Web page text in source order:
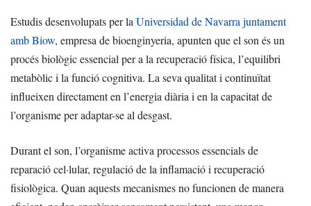
Estudis desenvolupats per laUniversidad de Navarra juntament
amb Biow, empresa de bioenginyeria, apunten que el son és un
procés biològic essencial per a la recuperació física, l’equilibri
metabòlic i la funció cognitiva. La seva qualitat i continuïtat
influeixen directament en l’energia diària i en la capacitat de
l’organisme per adaptar-se al desgast.
Durant el son, l’organisme activa processos essencials de
reparació cel·lular, regulació de la inflamació i recuperació
fisiològica. Quan aquests mecanismes no funcionen de manera